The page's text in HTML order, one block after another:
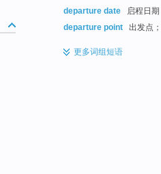
departure date
启程日
departure point
出发点
更多词组短语